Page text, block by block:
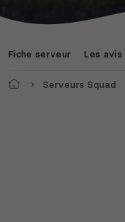
Fiche serveur Les avis
AccueilServeurs Squad